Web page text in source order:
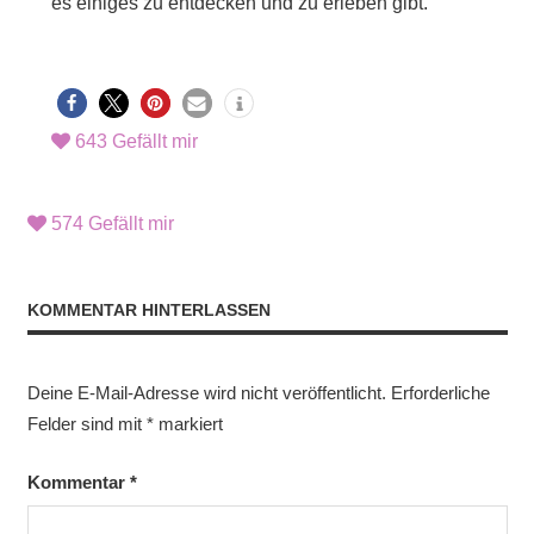
643 Gefällt mir
574Gefällt mir
KOMMENTAR HINTERLASSEN
Deine E-Mail-Adresse wird nicht veröffentlicht. Erforderliche
Felder sind mit *markiert
Kommentar *